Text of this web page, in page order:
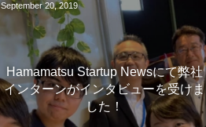
September 20,2019
Hamamatsu Startup Newsにて弊社
インターンがインタビューを受けま
した！